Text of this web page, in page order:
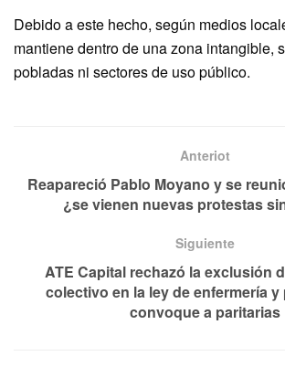
Debido a este hecho, según medios
mantiene dentro de una zona intangible,
pobladas ni sectores de uso público.
Anteriot
Reapareció Pablo Moyano y se
¿se vienen nuevas protestas
Siguiente
ATE Capital rechazó la exclusión
colectivo en la ley de enfermería y
convoque a paritarias